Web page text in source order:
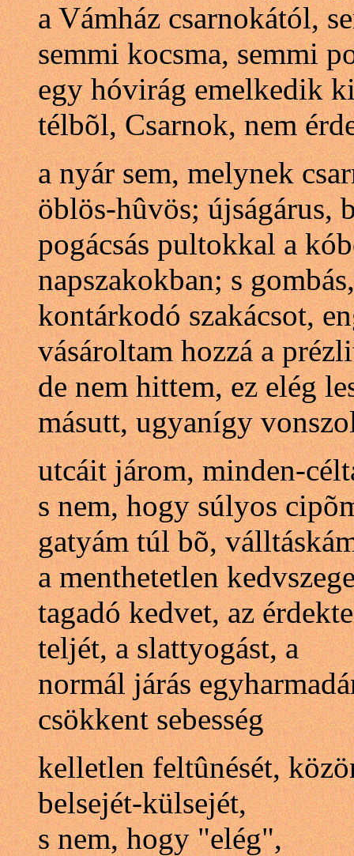
a Vámház csarnokától,
semmi kocsma, semmi
egy hóvirág emelkedik
télbõl, Csarnok, nem
a nyár sem, melynek
öblös-hûvös; újságárus,
pogácsás pultokkal a
napszakokban; s
kontárkodó szakácsot,
vásároltam hozzá a
de nem hittem, ez elég
másutt, ugyanígy
utcáit járom, minden-
s nem, hogy súlyos
gatyám túl bõ,
a menthetetlen
tagadó kedvet, az
teljét, a slattyogást, a
normál járás
csökkent sebesség
kelletlen feltûnését,
belsejét-külsejét,
s nem, hogy "elég",